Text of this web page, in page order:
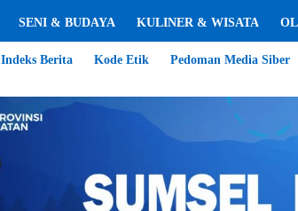
SENI & BUDAYA KULINER & WISATA
Indeks Berita Kode Etik Pedoman Media Siber